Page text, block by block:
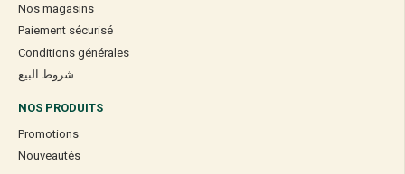
Nos magasins
Paiement sécurisé
Conditions générales
شروط البيع
NOS PRODUITS
Promotions
Nouveautés